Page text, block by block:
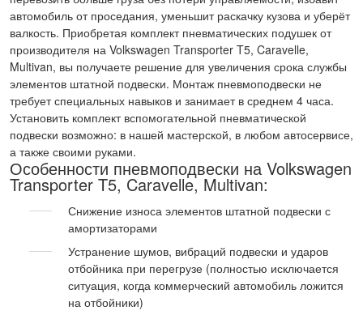
автомобиль от проседания, уменьшит раскачку кузова и уберёт
валкость. Приобретая комплект пневматических подушек от
производителя на Volkswagen Transporter T5, Caravelle,
Multivan, вы получаете решение для увеличения срока службы
элементов штатной подвески. Монтаж пневмоподвески не
требует специальных навыков и занимает в среднем 4 часа.
Установить комплект вспомогательной пневматической
подвески возможно: в нашей мастерской, в любом автосервисе,
а также своими руками.
Особенности пневмоподвески на Volkswagen
Transporter T5, Caravelle, Multivan:
Снижение износа элементов штатной подвески с
амортизаторами
Устранение шумов, вибраций подвески и ударов
отбойника при перегрузе (полностью исключается
ситуация, когда коммерческий автомобиль ложится
на отбойники)